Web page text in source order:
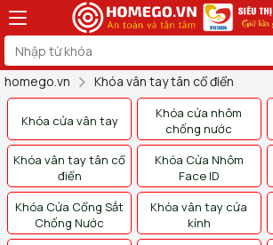
homego.vn Khóa vân tay tân cổ điển
Khóa cửa vân tay
Khóa cửa nhôm
chống nước
Khóa vân tay tân cổ
điển
Khóa Cửa Nhôm
Face ID
Khóa Cửa Cổng Sắt
Chống Nước
Khóa vân tay cửa
kính